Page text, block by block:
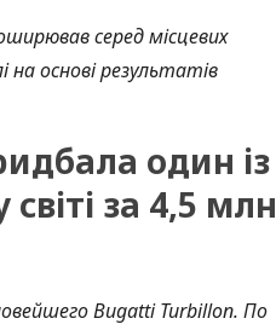
серед місцевих
основі результатів
один із
за 4,5 млн
Bugatti Turbillon. По